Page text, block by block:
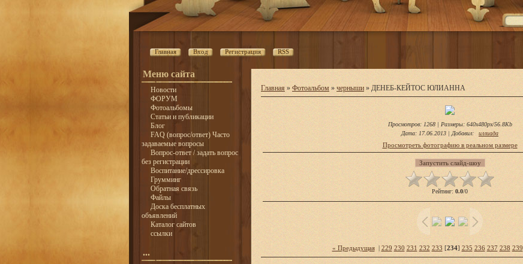
Главная Вход Регистрация RSS
Меню сайта
Новости
ФОРУМ
Фотоальбомы
Статьи и публикации
Блог
FAQ (вопрос/ответ) Часто
задаваемые вопросы
Вопрос-ответ / задать вопрос
без регистрации
Воспитание/дрессировка
Грумминг
Обратная связь
Файлы
Доска бесплатных
объявлений
Каталог сайтов
ссылки
...
Главная » Фотоальбом » черныши » ДЕНЕБ-КЕЙТОС ЮЛИАННА
Просмотров: 1268 | Размеры: 640x480px/56.8Kb
Дата: 17.06.2013 | Добавил: иллиада
Просмотреть фотографию в реальном размере
Рейтинг: 0.0/0
« Предыдущая| 229 230 231 232 233 [234] 235 236 237 238 239